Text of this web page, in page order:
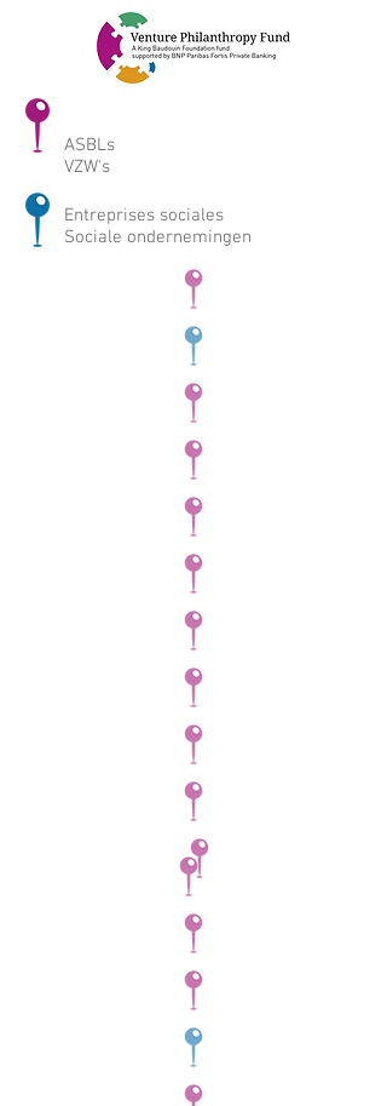
ASBLs
VZW's
Entreprises sociales
Sociale ondernemingen